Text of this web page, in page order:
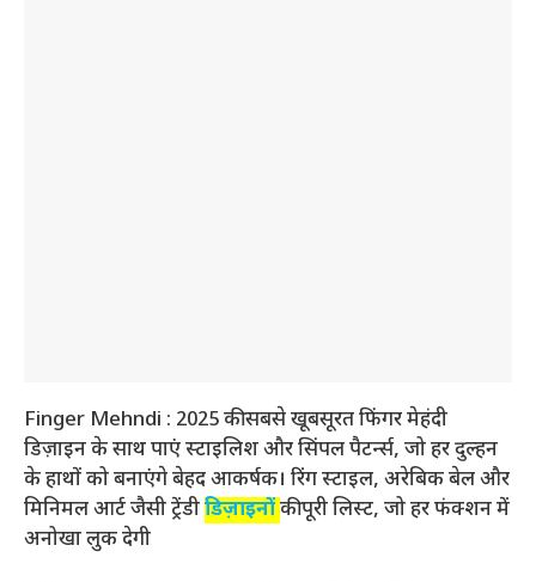
Finger Mehndi : 2025 की सबसे खूबसूरत फिंगर मेहंदी
डिज़ाइन के साथ पाएं स्टाइलिश और सिंपल पैटर्न्स, जो हर दुल्हन
के हाथों को बनाएंगे बेहद आकर्षक। रिंग स्टाइल, अरेबिक बेल और
मिनिमल आर्ट जैसी ट्रेंडीडिज़ाइनोंकी पूरी लिस्ट, जो हर फंक्शन में
अनोखा लुक देगी